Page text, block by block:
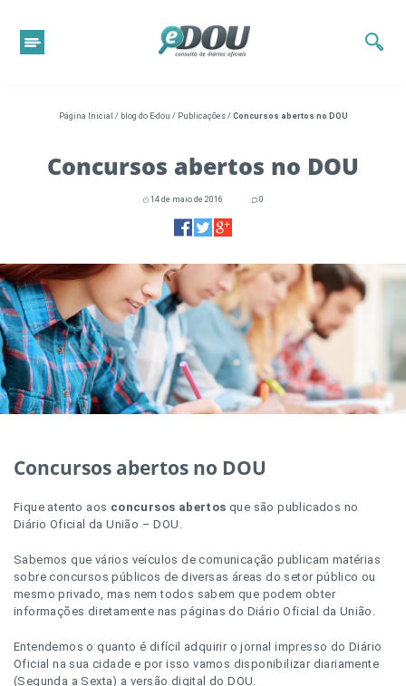
Página Inicial / blog do E-dou / Publicações/ Concursos abertos no DOU
Concursos abertos no DOU
14 de maio de 2016 0
Concursos abertos no DOU
Fique atento aos concursos abertos que são publicados no
Diário Oficial da União – DOU.
Sabemos que vários veículos de comunicação publicam matérias
sobre concursos públicos de diversas áreas do setor público ou
mesmo privado, mas nem todos sabem que podem obter
informações diretamente nas páginas do Diário Oficial da União.
Entendemos o quanto é difícil adquirir o jornal impresso do Diário
Oficial na sua cidade e por isso vamos disponibilizar diariamente
(Segunda a Sexta) a versão digital do DOU.